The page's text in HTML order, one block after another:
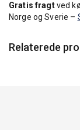
Gratis fragtved
Norge og Sverie –
Relaterede